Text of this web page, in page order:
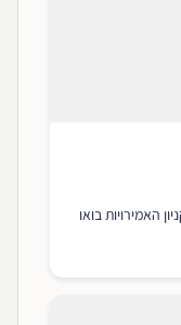
האמירויות בואו